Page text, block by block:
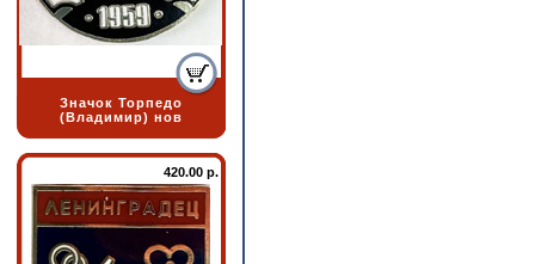
Значок Торпедо
(Владимир) нов
420.00 р.